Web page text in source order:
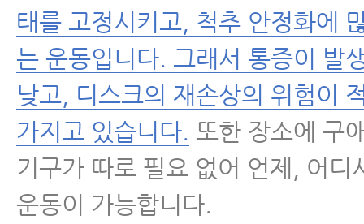
태를 고정시키고, 척추 안정화에
는 운동입니다. 그래서 통증이 발
낮고, 디스크의 재손상의 위험이
가지고 있습니다. 또한 장소에 구
기구가 따로 필요 없어 언제, 어디
운동이 가능합니다.